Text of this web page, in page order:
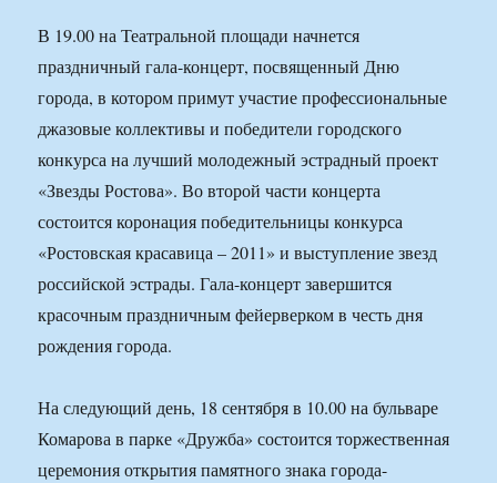
В 19.00 на Театральной площади начнется
праздничный гала-концерт, посвященный Дню
города, в котором примут участие профессиональные
джазовые коллективы и победители городского
конкурса на лучший молодежный эстрадный проект
«Звезды Ростова». Во второй части концерта
состоится коронация победительницы конкурса
«Ростовская красавица – 2011» и выступление звезд
российской эстрады. Гала-концерт завершится
красочным праздничным фейерверком в честь дня
рождения города.
На следующий день, 18 сентября в 10.00 на бульваре
Комарова в парке «Дружба» состоится торжественная
церемония открытия памятного знака города-